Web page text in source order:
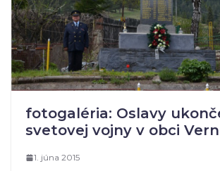
fotogaléria: Oslavy
svetovej vojny v obci
1. júna 2015